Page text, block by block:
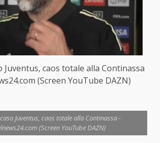
Juventus, caos totale alla Continassa
(Screen YouTube DAZN)
Juventus, caos totale alla Continassa -
(Screen YouTube DAZN)